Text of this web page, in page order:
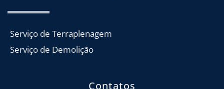
Serviço de Terraplenagem
Serviço de Demolição
Contatos